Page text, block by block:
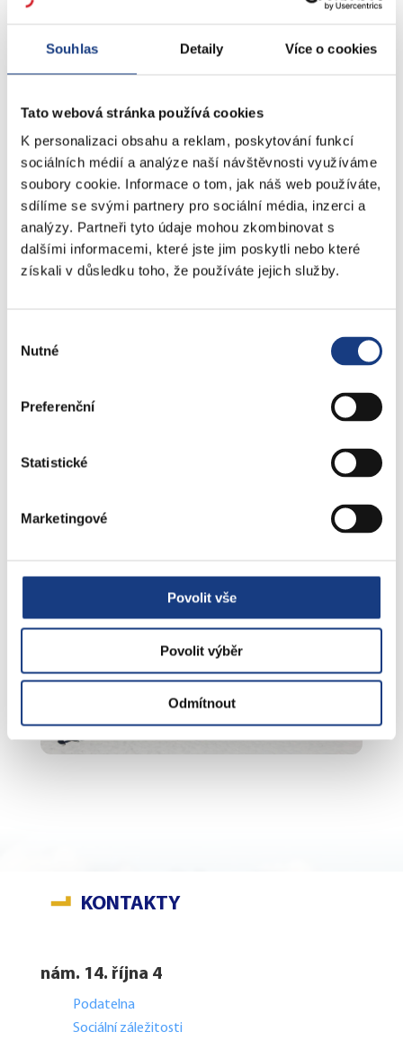
Souhlas Detaily Více o cookies
Tato webová stránka používá cookies
K personalizaci obsahu a reklam, poskytování funkcí
sociálních médií a analýze naší návštěvnosti využíváme
soubory cookie. Informace o tom, jak náš web používáte,
sdílíme se svými partnery pro sociální média, inzerci a
analýzy. Partneři tyto údaje mohou zkombinovat s
dalšími informacemi, které jste jim poskytli nebo které
získali v důsledku toho, že používáte jejich služby.
souhlasu
Nutné
Preferenční
Statistické
Marketingové
Povolit vše
Povolit výběr
Odmítnout
KONTAKTY
nám. 14. října 4
Podatelna
Sociální záležitosti